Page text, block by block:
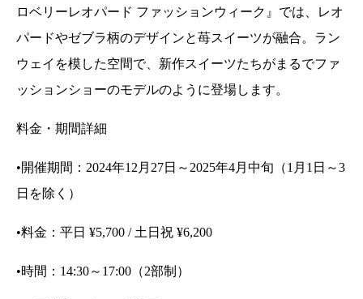
ロベリーレオパード ファッションウィーク』では、レオ
パードやゼブラ柄のデザインと苺スイーツが融合。ラン
ウェイを模した空間で、新作スイーツたちがまるでファ
ッションショーのモデルのように登場します。
料金・期間詳細
•開催期間：2024年12月27日～2025年4月中旬（1月1日～3
日を除く）
•料金：平日 ¥5,700 / 土日祝 ¥6,200
•時間：14:30～17:00（2部制）